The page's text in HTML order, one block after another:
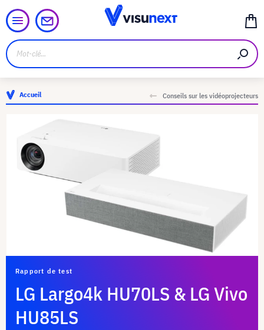
Accueil Conseils sur les vidéoprojecteurs
Rapport de test
LG Largo4k HU70LS & LG Vivo
HU85LS
1 von 1
Le LG Largo4k HU70LS dans son nouveau châssis.
Le LG Vivo HU85LS avec façade recouverte de tissu à l'avant,
avec les haut-parleurs situés derrière.